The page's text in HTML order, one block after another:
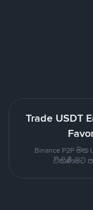
Trade USDT
Binance P2P
විකිණීමට